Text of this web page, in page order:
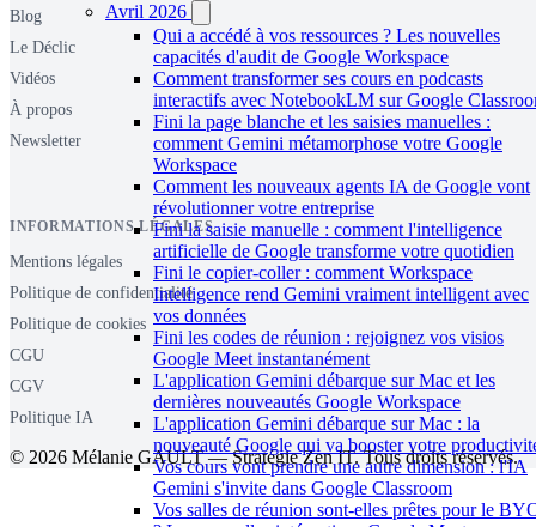
Avril 2026
Qui a accédé à vos ressources ? Les nouvelles
capacités d'audit de Google Workspace
Comment transformer ses cours en podcasts
interactifs avec NotebookLM sur Google
Fini la page blanche et les saisies manuelles :
comment Gemini métamorphose votre Google
Workspace
Comment les nouveaux agents IA de Google vont
révolutionner votre entreprise
Fini la saisie manuelle : comment l'intelligence
artificielle de Google transforme votre quotidien
Fini le copier-coller : comment Workspace
Intelligence rend Gemini vraiment intelligent avec
vos données
Fini les codes de réunion : rejoignez vos visios
Google Meet instantanément
L'application Gemini débarque sur Mac et les
dernières nouveautés Google Workspace
L'application Gemini débarque sur Mac : la
nouveauté Google qui va booster votre
Vos cours vont prendre une autre dimension : l'IA
Gemini s'invite dans Google Classroom
Vos salles de réunion sont-elles prêtes pour le
Blog
Le Déclic
Vidéos
À propos
Newsletter
INFORMATIONS LÉGALES
Mentions légales
Politique de confidentialité
Politique de cookies
CGU
CGV
Politique IA
© 2026 Mélanie GAULT — Stratégie Zen IT. Tous droits réservés.